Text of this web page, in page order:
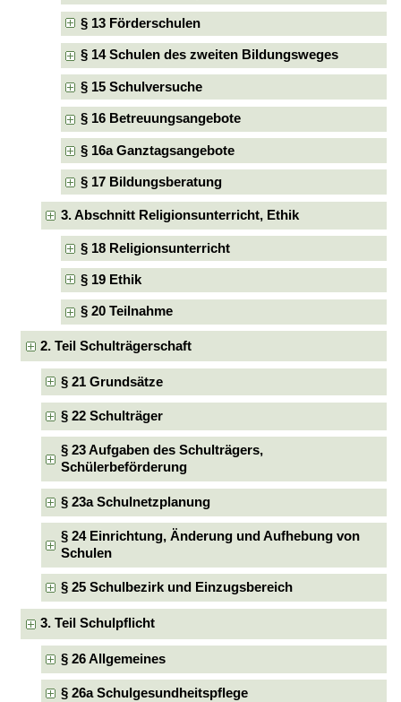
§ 13 Förderschulen
§ 14 Schulen des zweiten Bildungsweges
§ 15 Schulversuche
§ 16 Betreuungsangebote
§ 16a Ganztagsangebote
§ 17 Bildungsberatung
3. Abschnitt Religionsunterricht, Ethik
§ 18 Religionsunterricht
§ 19 Ethik
§ 20 Teilnahme
2. Teil Schulträgerschaft
§ 21 Grundsätze
§ 22 Schulträger
§ 23 Aufgaben des Schulträgers,
Schülerbeförderung
§ 23a Schulnetzplanung
§ 24 Einrichtung, Änderung und Aufhebung von
Schulen
§ 25 Schulbezirk und Einzugsbereich
3. Teil Schulpflicht
§ 26 Allgemeines
§ 26a Schulgesundheitspflege